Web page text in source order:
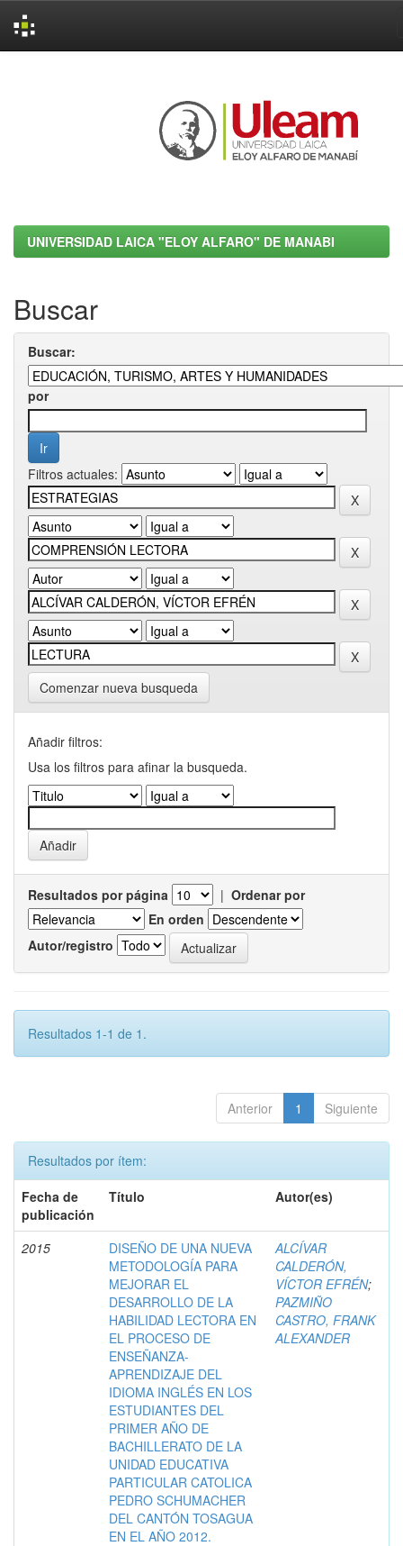
UNIVERSIDAD LAICA "ELOY ALFARO" DE MANABI
Buscar
Buscar:
por
Filtros actuales:
Comenzar nueva busqueda
Añadir filtros:
Usa los filtros para afinar la busqueda.
Resultados por página | Ordenar por
En orden
Autor/registro
Resultados 1-1 de 1.
Anterior 1 Siguiente
Resultados por ítem:
Fecha de
publicación
Título Autor(es)
2015
DISEÑO DE UNA NUEVA
METODOLOGÍA PARA
MEJORAR EL
DESARROLLO DE LA
HABILIDAD LECTORA EN
EL PROCESO DE
ENSEÑANZA-
APRENDIZAJE DEL
IDIOMA INGLÉS EN LOS
ESTUDIANTES DEL
PRIMER AÑO DE
BACHILLERATO DE LA
UNIDAD EDUCATIVA
PARTICULAR CATOLICA
PEDRO SCHUMACHER
DEL CANTÓN TOSAGUA
EN EL AÑO 2012.
ALCÍVAR
CALDERÓN,
VÍCTOR EFRÉN;
PAZMIÑO
CASTRO, FRANK
ALEXANDER